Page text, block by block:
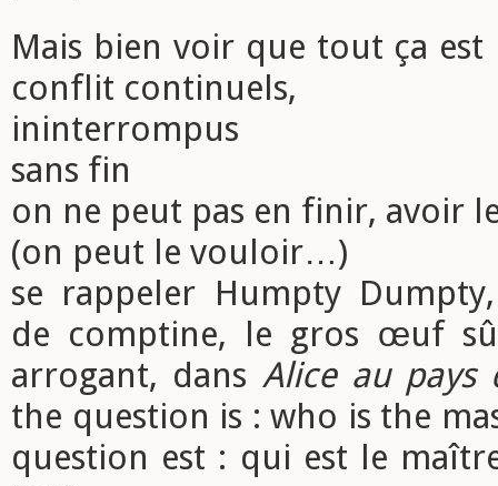
Mais bien voir que tout ça
conflit continuels,
ininterrompus
sans fin
on ne peut pas en finir, avoir
(on peut le vouloir…)
se rappeler Humpty
de comptine, le gros œuf
arrogant, dans Alice au pays
the question is : who is the
question est : qui est le